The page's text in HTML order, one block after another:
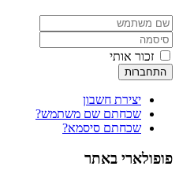
זכור אותי
התחברות
יצירת חשבון
שכחתם שם משתמש?
שכחתם סיסמא?
פופולארי באתר